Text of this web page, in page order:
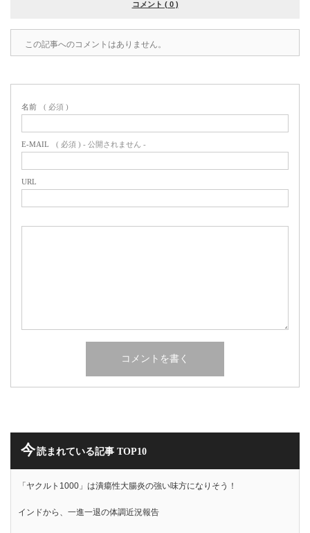
コメント ( 0 )
この記事へのコメントはありません。
名前 ( 必須 )
E-MAIL ( 必須 ) - 公開されません -
URL
今読まれている記事 TOP10
「ヤクルト1000」は潰瘍性大腸炎の強い味方になりそう！
インドから、一進一退の体調近況報告